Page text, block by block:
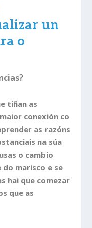
un
o
tiñan as
conexión co
as razóns
na súa
o cambio
marisco e se
hai que comezar
que as